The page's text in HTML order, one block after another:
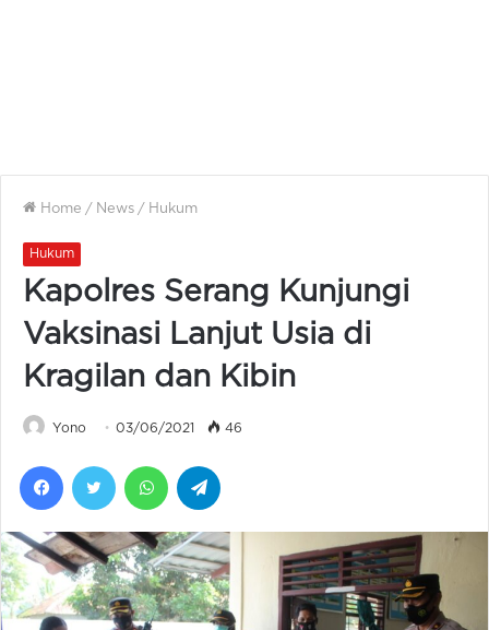
Home / News / Hukum
Hukum
Kapolres Serang Kunjungi
Vaksinasi Lanjut Usia di
Kragilan dan Kibin
Yono 03/06/2021 46
FacebookTwitter WhatsApp